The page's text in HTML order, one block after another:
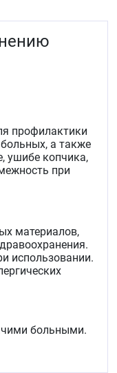
профилактики
а также
ушибе копчика,
при
материалов,
использовании.
больными.